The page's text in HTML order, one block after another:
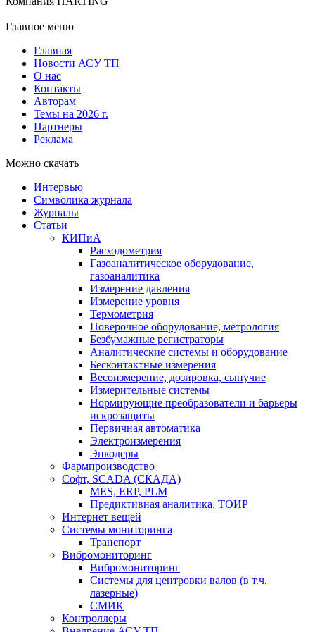
Главное меню
Главная
Новости АСУ ТП
О нас
Контакты
Авторам
Темы на 2026 г.
Партнеры
Реклама
Можно скачать
Интервью
Символика журнала
Журналы
Статьи
КИПиА
Расходометрия
Газоаналитическое оборудование,
газоаналитика
Измерение давления
Измерение уровня
Термометрия
Поверочное оборудование, метрология
Безбумажные регистраторы
Аналитические системы и оборудование
Бесконтактные измерения
Весоизмерение, дозировка, сыпучие
Измерительные системы
Нормирующие преобразователи и барьеры
искрозащиты
Первичная автоматика
Электроизмерения
Энкодеры
Фармпроизводство
Софт, SCADA (СКАДА)
MES, ERP, PLM
Предиктивная аналитика, ТОИР
Интернет вещей
Системы мониторинга
Транспорт
Вибромониторинг
Вибромониторинг
Системы для центровки валов (в т.ч.
лазерные)
СМИК
Контроллеры